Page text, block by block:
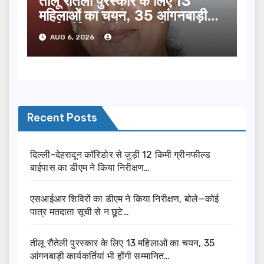
महिलाओं का चयन, 35 आंगनबाड़ी
कार्यकर्तियां भी होंगी सम्मानित…
AUG 6, 2026
Recent Posts
दिल्ली-देहरादून कॉरिडोर से जुड़ी 12 किमी ग्रीनफील्ड
बाईपास का डीएम ने किया निरीक्षण…
एसआईआर शिविरों का डीएम ने किया निरीक्षण, बोले—कोई
पात्र मतदाता सूची से न छूटे…
तीलू रौतेली पुरस्कार के लिए 13 महिलाओं का चयन, 35
आंगनबाड़ी कार्यकर्तियां भी होंगी सम्मानित…